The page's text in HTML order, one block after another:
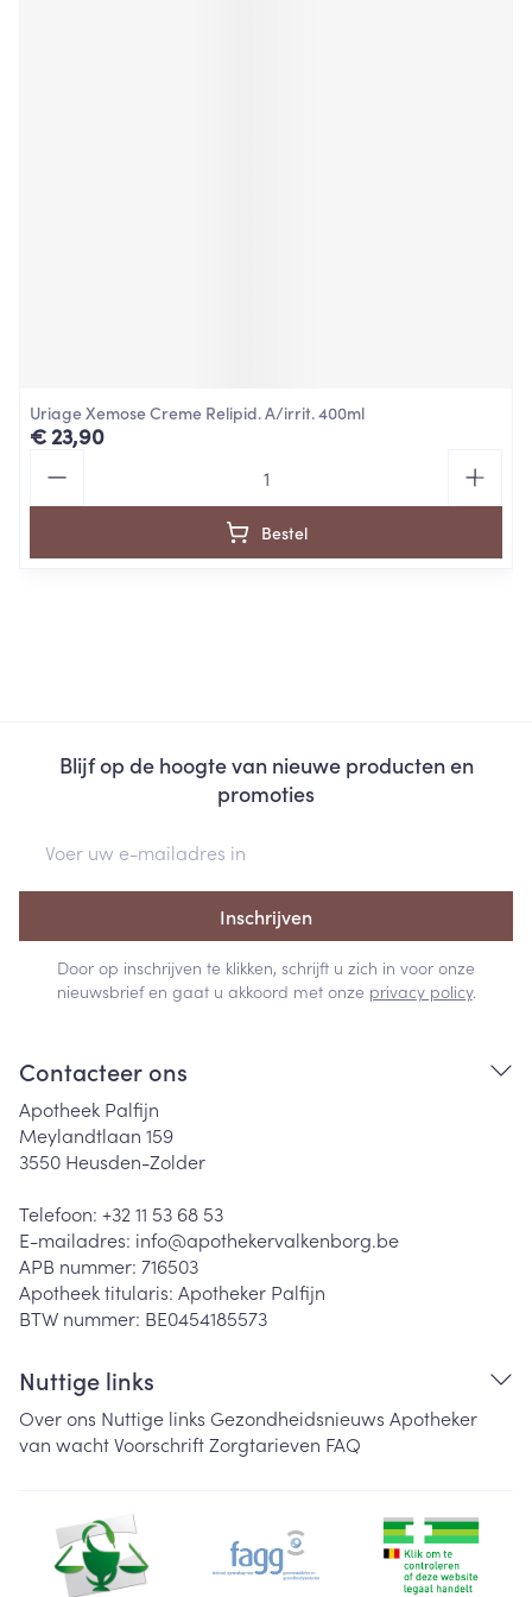
Uriage Xemose Creme Relipid. A/irrit. 400ml
€ 23,90
Bestel
Blijf op de hoogte van nieuwe producten en
promoties
Inschrijven
Door op inschrijven te klikken, schrijft u zich in voor onze
nieuwsbrief en gaat u akkoord met onze privacy policy.
Contacteer ons
Apotheek Palfijn
Meylandtlaan 159
3550 Heusden-Zolder
Telefoon: +32 11 53 68 53
E-mailadres: info@apothekervalkenborg.be
APB nummer: 716503
Apotheek titularis: Apotheker Palfijn
BTW nummer: BE0454185573
Nuttige links
Over ons Nuttige links Gezondheidsnieuws Apotheker
van wachtVoorschriftZorgtarieven FAQ